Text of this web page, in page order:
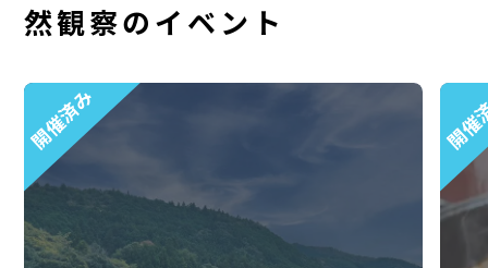
然観察のイベント
開催済み 開